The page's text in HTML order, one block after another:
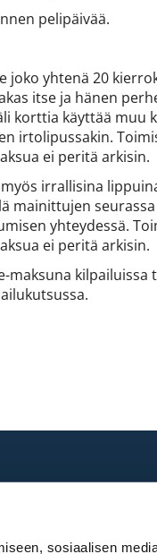
sosiaalisen
pelipäivää.
joko yhtenä 20
itse ja hänen
korttia käyttää
irtolipussakin.
ei peritä arkisin.
irrallisina
mainittujen
yhteydessä.
ei peritä arkisin.
maksuna